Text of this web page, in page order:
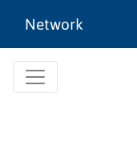
Network